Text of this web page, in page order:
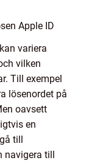
Apple ID
variera
vilken
Till exempel
lösenordet på
oavsett
en
till
till